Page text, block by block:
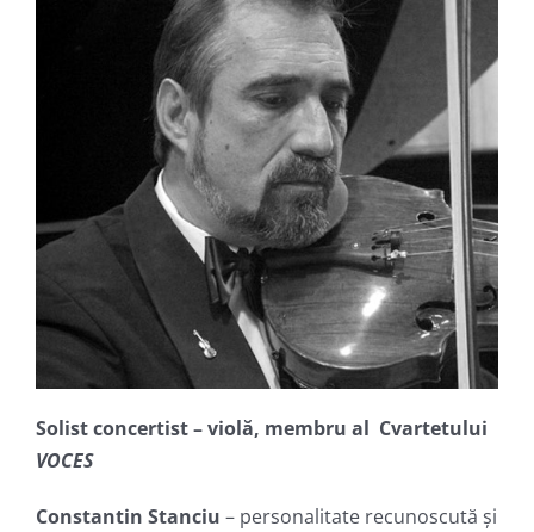
Solist concertist – violă, membru al Cvartetului
VOCES
Constantin Stanciu – personalitate recunoscută și